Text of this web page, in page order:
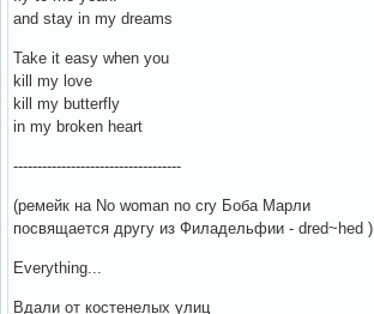
and stay in my dreams
Take it easy when you
kill my love
kill my butterfly
in my broken heart
-----------------------------------
(ремейк на No woman no cry Боба Марли
посвящается другу из Филадельфии - dred~hed )
Everything...
Вдали от костенелых улиц